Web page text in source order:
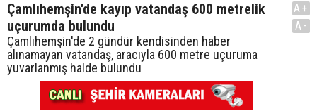
Çamlıhemşin'de kayıp vatandaş 600 metrelik
uçurumda bulundu
Çamlıhemşin'de 2 gündür kendisinden haber
alınamayan vatandaş, aracıyla 600 metre uçuruma
yuvarlanmış halde bulundu
A+
A-